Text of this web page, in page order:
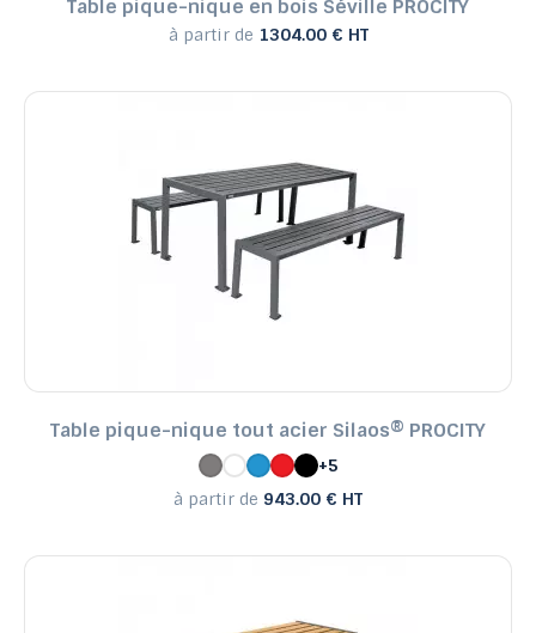
Table pique-nique en bois Séville PROCITY
à partir de 1304.00 € HT
Table pique-nique tout acier Silaos® PROCITY
+5
à partir de 943.00 € HT